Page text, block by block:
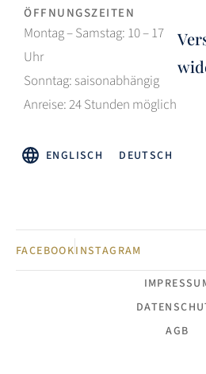
ÖFFNUNGSZEITEN
Montag – Samstag: 10 – 17
Uhr
Sonntag: saisonabhängig
Anreise: 24 Stunden möglich
ENGLISCH DEUTSCH
FACEBOOKINSTAGRAM
AGB